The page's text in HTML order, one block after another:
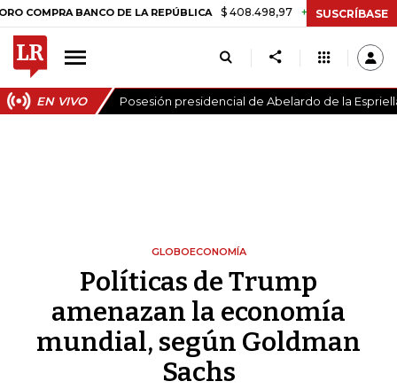
BANCO DE LA REPÚBLICA $ 408.498,97 +$ 8.753,81 +2,19%
SUSCRÍBASE
EN VIVO Posesión presidencial de Abelardo de la
GLOBOECONOMÍA
Políticas de Trump
amenazan la economía
mundial, según Goldman
Sachs